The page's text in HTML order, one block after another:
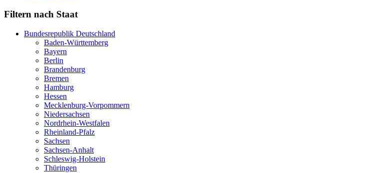
Filtern nach Staat
Bundesrepublik Deutschland
Baden-Württemberg
Bayern
Berlin
Brandenburg
Bremen
Hamburg
Hessen
Mecklenburg-Vorpommern
Niedersachsen
Nordrhein-Westfalen
Rheinland-Pfalz
Sachsen
Sachsen-Anhalt
Schleswig-Holstein
Thüringen